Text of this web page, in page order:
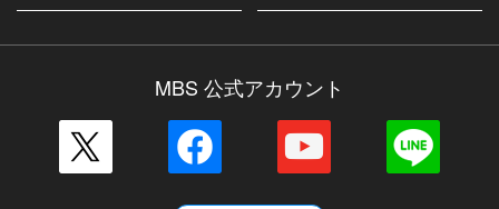
MBS 公式アカウント